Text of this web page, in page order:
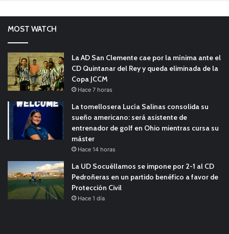
MOST WATCH
La AD San Clemente cae por la mínima ante el
CD Quintanar del Rey y queda eliminada de la
Copa JCCM
Hace 7 horas
La tomellosera Lucía Salinas consolida su
sueño americano: será asistente de
entrenador de golf en Ohio mientras cursa su
máster
Hace 14 horas
La UD Socuéllamos se impone por 2-1 al CD
Pedroñeras en un partido benéfico a favor de
Protección Civil
Hace 1 día